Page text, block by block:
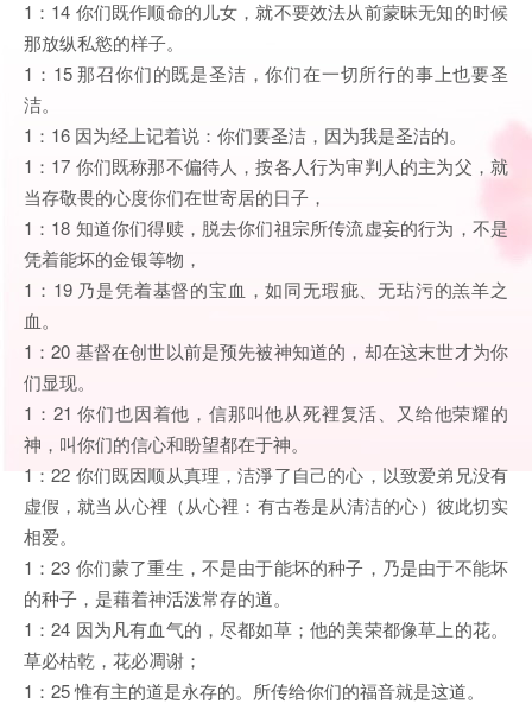
1：14 你们既作顺命的儿女，就不要效法从前蒙昧无知的时候
那放纵私慾的样子。
1：15 那召你们的既是圣洁，你们在一切所行的事上也要圣
洁。
1：16 因为经上记着说：你们要圣洁，因为我是圣洁的。
1：17 你们既称那不偏待人，按各人行为审判人的主为父，就
当存敬畏的心度你们在世寄居的日子，
1：18 知道你们得赎，脱去你们祖宗所传流虚妄的行为，不是
凭着能坏的金银等物，
1：19 乃是凭着基督的宝血，如同无瑕疵、无玷污的羔羊之
血。
1：20 基督在创世以前是预先被神知道的，却在这末世才为你
们显现。
1：21 你们也因着他，信那叫他从死裡复活、又给他荣耀的
神，叫你们的信心和盼望都在于神。
1：22 你们既因顺从真理，洁淨了自己的心，以致爱弟兄没有
虚假，就当从心裡（从心裡：有古卷是从清洁的心）彼此切实
相爱。
1：23 你们蒙了重生，不是由于能坏的种子，乃是由于不能坏
的种子，是藉着神活泼常存的道。
1：24 因为凡有血气的，尽都如草；他的美荣都像草上的花。
草必枯乾，花必凋谢；
1：25 惟有主的道是永存的。所传给你们的福音就是这道。